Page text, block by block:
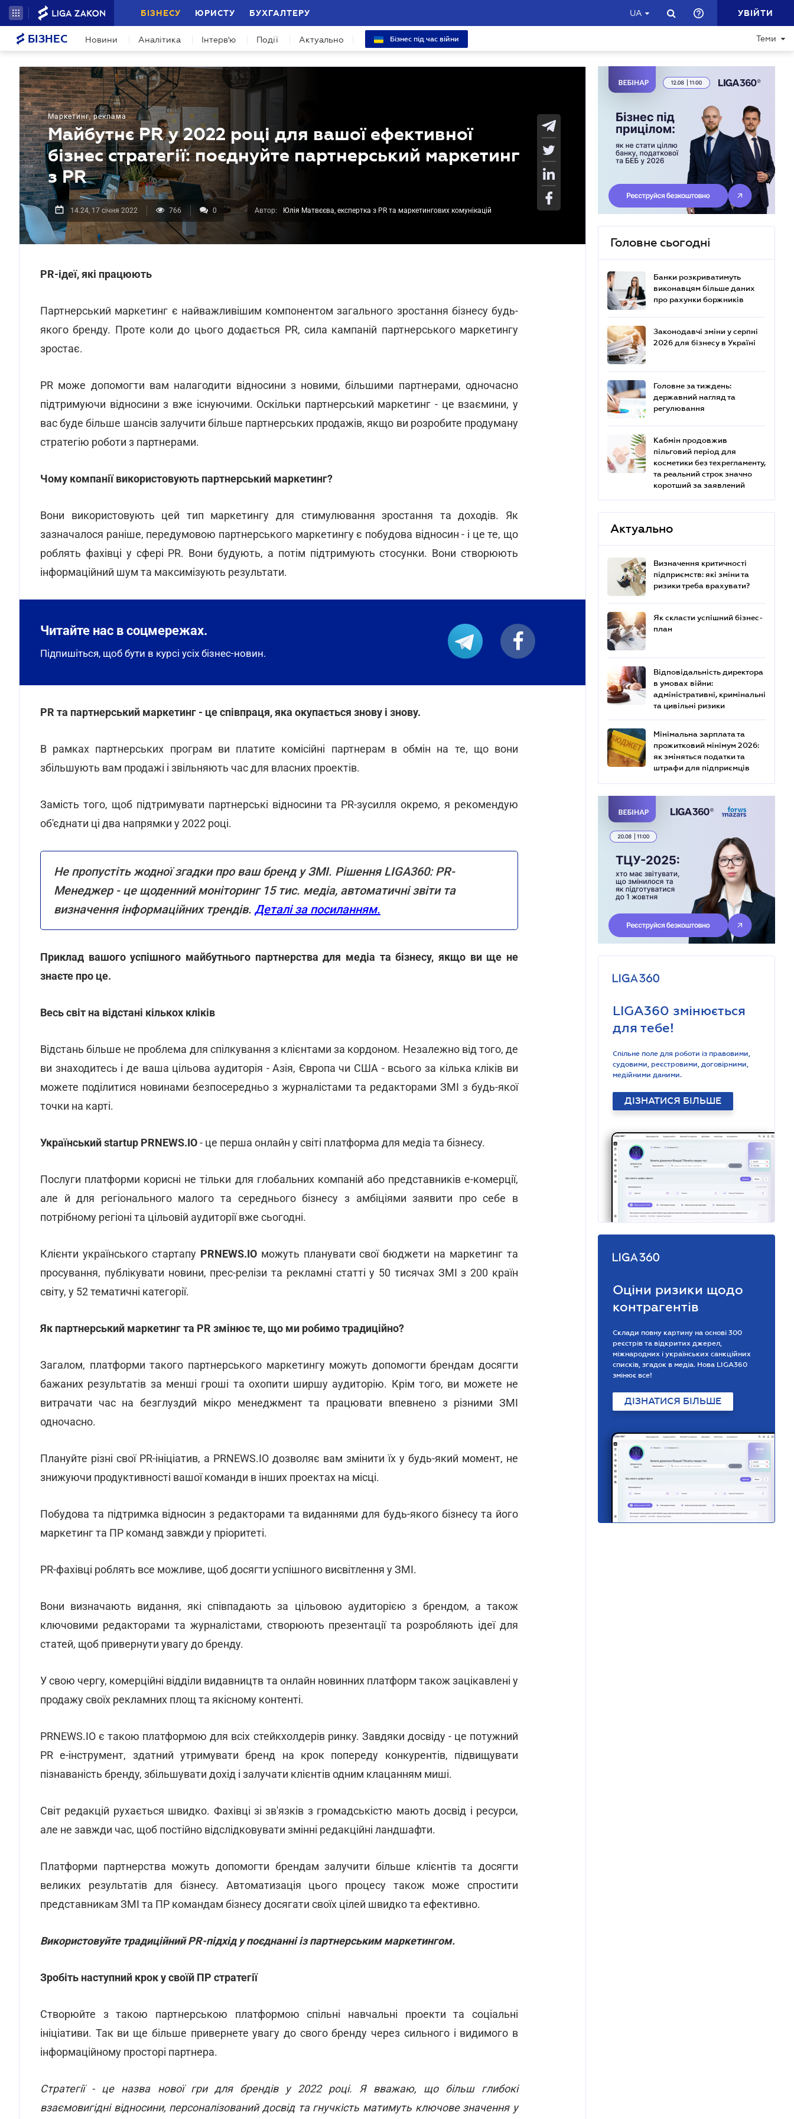
БІЗНЕСУ ЮРИСТУ БУХГАЛТЕРУ UA УВІЙТИ
БІЗНЕС Новини Аналітика Інтерв'ю Події Актуально Бізнес під час війни Теми
Маркетинг, реклама
Майбутнє PR у 2022 році для вашої ефективної
бізнес стратегії: поєднуйте партнерський маркетинг
з PR
14.24, 17 січня 2022 766 0 Автор: Юлія Матвєєва, експертка з PR та маркетингових комунікацій
PR-ідеї, які працюють
Партнерський маркетинг є найважливішим компонентом загального зростання бізнесу будь-
якого бренду. Проте коли до цього додається PR, сила кампаній партнерського маркетингу
зростає.
PR може допомогти вам налагодити відносини з новими, більшими партнерами, одночасно
підтримуючи відносини з вже існуючими. Оскільки партнерський маркетинг - це взаємини, у
вас буде більше шансів залучити більше партнерських продажів, якщо ви розробите продуману
стратегію роботи з партнерами.
Чому компанії використовують партнерський маркетинг?
Вони використовують цей тип маркетингу для стимулювання зростання та доходів. Як
зазначалося раніше, передумовою партнерського маркетингу є побудова відносин - і це те, що
роблять фахівці у сфері PR. Вони будують, а потім підтримують стосунки. Вони створюють
інформаційний шум та максимізують результати.
Читайте нас в соцмережах.
Підпишіться, щоб бути в курсі усіх бізнес-новин.
PR та партнерський маркетинг - це співпраця, яка окупається знову і знову.
В рамках партнерських програм ви платите комісійні партнерам в обмін на те, що вони
збільшують вам продажі і звільняють час для власних проектів.
Замість того, щоб підтримувати партнерські відносини та PR-зусилля окремо, я рекомендую
об'єднати ці два напрямки у 2022 році.
Не пропустіть жодної згадки про ваш бренд у ЗМІ. Рішення LIGA360: PR-
Менеджер - це щоденний моніторинг 15 тис. медіа, автоматичні звіти та
визначення інформаційних трендів. Деталі за посиланням.
Приклад вашого успішного майбутнього партнерства для медіа та бізнесу, якщо ви ще не
знаєте про це.
Весь світ на відстані кількох кліків
Відстань більше не проблема для спілкування з клієнтами за кордоном. Незалежно від того, де
ви знаходитесь і де ваша цільова аудиторія - Азія, Європа чи США - всього за кілька кліків ви
можете поділитися новинами безпосередньо з журналістами та редакторами ЗМІ з будь-якої
точки на карті.
Український startup PRNEWS.IO- це перша онлайн у світі платформа для медіа та бізнесу.
Послуги платформи корисні не тільки для глобальних компаній або представників е-комерції,
але й для регіонального малого та середнього бізнесу з амбіціями заявити про себе в
потрібному регіоні та цільовій аудиторії вже сьогодні.
Клієнти українського стартапу PRNEWS.IOможуть планувати свої бюджети на маркетинг та
просування, публікувати новини, прес-релізи та рекламні статті у 50 тисячах ЗМІ з 200 країн
світу, у 52 тематичні категорії.
Як партнерський маркетинг та PR змінює те, що ми робимо традиційно?
Загалом, платформи такого партнерського маркетингу можуть допомогти брендам досягти
бажаних результатів за менші гроші та охопити ширшу аудиторію. Крім того, ви можете не
витрачати час на безглуздий мікро менеджмент та працювати впевнено з різними ЗМІ
одночасно.
Плануйте різні свої PR-ініціатив, а PRNEWS.IO дозволяє вам змінити їх у будь-який момент, не
знижуючи продуктивності вашої команди в інших проектах на місці.
Побудова та підтримка відносин з редакторами та виданнями для будь-якого бізнесу та його
маркетинг та ПР команд завжди у пріоритеті.
PR-фахівці роблять все можливе, щоб досягти успішного висвітлення у ЗМІ.
Вони визначають видання, які співпадають за цільовою аудиторією з брендом, а також
ключовими редакторами та журналістами, створюють презентації та розробляють ідеї для
статей, щоб привернути увагу до бренду.
У свою чергу, комерційні відділи видавництв та онлайн новинних платформ також зацікавлені у
продажу своїх рекламних площ та якісному контенті.
PRNEWS.IO є такою платформою для всіх стейкхолдерів ринку. Завдяки досвіду - це потужний
PR е-інструмент, здатний утримувати бренд на крок попереду конкурентів, підвищувати
пізнаваність бренду, збільшувати дохід і залучати клієнтів одним клацанням миші.
Світ редакцій рухається швидко. Фахівці зі зв'язків з громадськістю мають досвід і ресурси,
але не завжди час, щоб постійно відслідковувати змінні редакційні ландшафти.
Платформи партнерства можуть допомогти брендам залучити більше клієнтів та досягти
великих результатів для бізнесу. Автоматизація цього процесу також може спростити
представникам ЗМІ та ПР командам бізнесу досягати своїх цілей швидко та ефективно.
Використовуйте традиційний PR-підхід у поєднанні із партнерським маркетингом.
Зробіть наступний крок у своїй ПР стратегії
Створюйте з такою партнерською платформою спільні навчальні проекти та соціальні
ініціативи. Так ви ще більше привернете увагу до свого бренду через сильного і видимого в
інформаційному просторі партнера.
Стратегії - це назва нової гри для брендів у 2022 році. Я вважаю, що більш глибокі
взаємовигідні відносини, персоналізований досвід та гнучкість матимуть ключове значення у
Головне сьогодні
Банки розкриватимуть
виконавцям більше даних
про рахунки боржників
Законодавчі зміни у серпні
2026 для бізнесу в Україні
Головне за тиждень:
державний нагляд та
регулювання
Кабмін продовжив
пільговий період для
косметики без техрегламенту,
та реальний строк значно
коротший за заявлений
Актуально
Визначення критичності
підприємств: які зміни та
ризики треба врахувати?
Як скласти успішний бізнес-
план
Відповідальність директора
в умовах війни:
адміністративні, кримінальні
та цивільні ризики
Мінімальна зарплата та
прожитковий мінімум 2026:
як зміняться податки та
штрафи для підприємців
LIGA360 змінюється
для тебе!
Спільне поле для роботи із правовими,
судовими, реєстровими, договірними,
медійними даними.
ДІЗНАТИСЯ БІЛЬШЕ
Оціни ризики щодо
контрагентів
Склади повну картину на основі 300
реєстрів та відкритих джерел,
міжнародних і українських санкційних
списків, згадок в медіа. Нова LIGA360
змінює все!
ДІЗНАТИСЯ БІЛЬШЕ